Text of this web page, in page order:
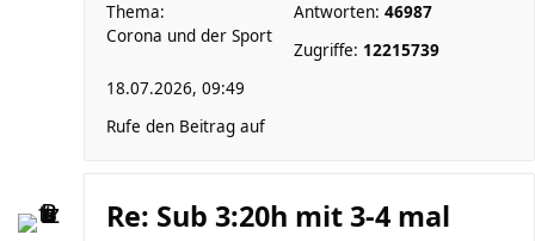
Thema:
Corona und der Sport
Antworten: 46987
Zugriffe: 12215739
18.07.2026, 09:49
Rufe den Beitrag auf
Re: Sub 3:20h mit 3-4 mal